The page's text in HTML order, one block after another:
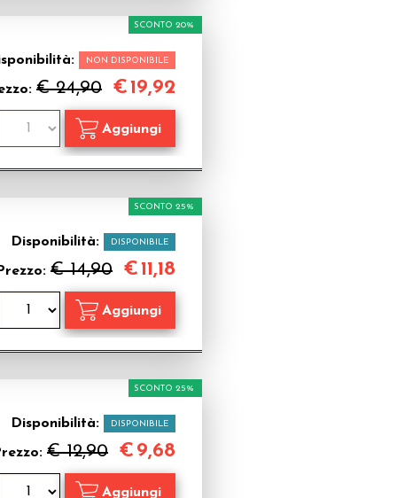
NON DISPONIBILE
€ 24,90
SCONTO 20%
€19,92
Disponibilità: DISPONIBILE
Prezzo: € 14,90
SCONTO 25%
€11,18
Disponibilità: DISPONIBILE
€ 12,90
SCONTO 25%
€ 9,68